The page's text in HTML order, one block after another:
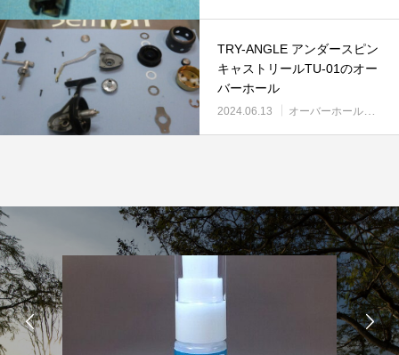
TRY-ANGLE アンダースピン
キャストリールTU-01のオー
バーホール
2024.06.13 オーバーホール実例